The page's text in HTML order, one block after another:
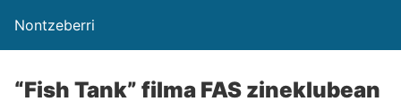
Nontzeberri
“Fish Tank” filma FAS zineklubean